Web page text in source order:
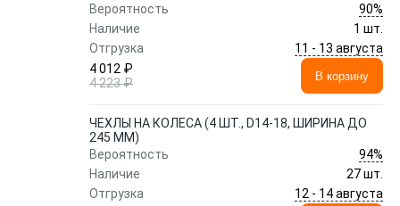
Вероятность
90%
Наличие
1 шт.
Отгрузка
11 - 13 августа
4 012 ₽
4 223 ₽
В корзину
ЧЕХЛЫ НА КОЛЕСА (4 ШТ., D14-18, ШИРИНА ДО
245 ММ)
Вероятность
94%
Наличие
27 шт.
Отгрузка
12 - 14 августа